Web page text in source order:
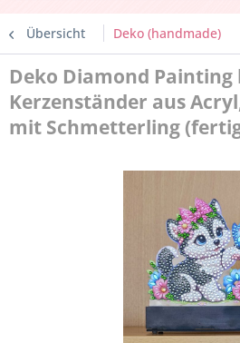
Übersicht Deko (handmade)
Deko Diamond
Kerzenständer aus
mit Schmetterling